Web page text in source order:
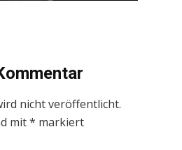
nicht veröffentlicht.
mit* markiert